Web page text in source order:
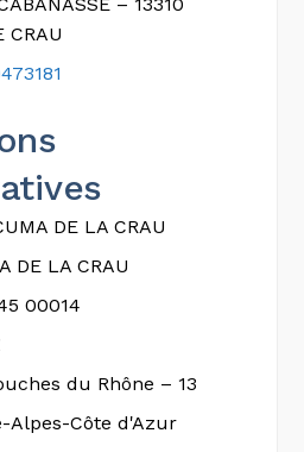
CRAU
DE LA CRAU
DE LA CRAU
00014
du Rhône – 13
Alpes-Côte d'Azur